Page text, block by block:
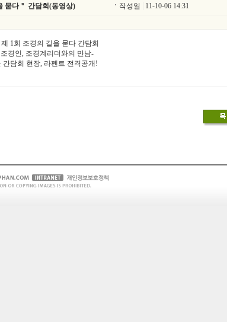
묻다＂ 간담회(동영상) 작성일 11-10-06 14:31
제 1회 조경의 길을 묻다 간담회
경인, 조경계리더와의 만남-
간담회 현장, 라펜트 전격공개!